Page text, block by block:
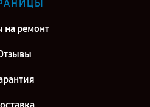
на ремонт